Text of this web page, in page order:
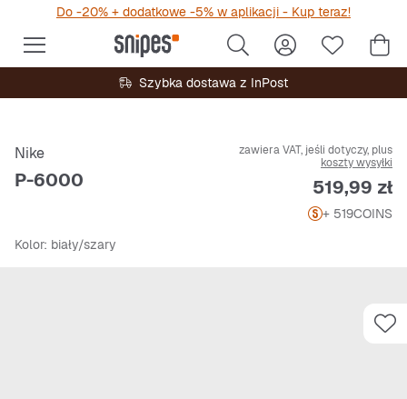
Do -20% + dodatkowe -5% w aplikacji - Kup teraz!
Szybka dostawa z InPost
Nike
P-6000
zawiera VAT, jeśli dotyczy, plus
koszty wysyłki
Cena
519,99 zł
+ 519COINS
Kolor: biały/szary